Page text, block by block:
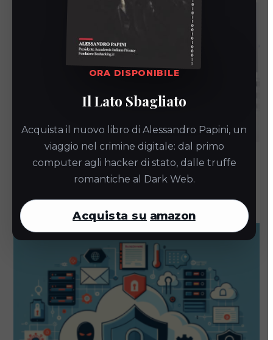
ORA DISPONIBILE
Il Lato Sbagliato
Acquista il nuovo libro di Alessandro Papini, un
viaggio nel crimine digitale: dal primo
computer agli hacker di stato, dalle truffe
romantiche al Dark Web.
Acquista su amazon
Ottimizza il backup con StrongBox Cloud
PRO
24 Giugno 2026